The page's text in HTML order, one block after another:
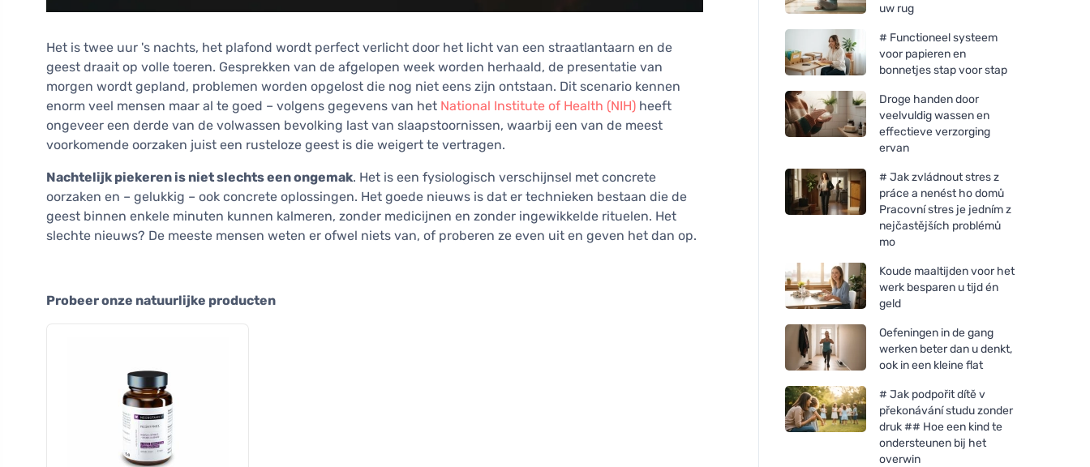
Het is twee uur 's nachts, het plafond wordt perfect verlicht door het licht van een straatlantaarn en de
geest draait op volle toeren. Gesprekken van de afgelopen week worden herhaald, de presentatie van
morgen wordt gepland, problemen worden opgelost die nog niet eens zijn ontstaan. Dit scenario kennen
enorm veel mensen maar al te goed – volgens gegevens van het National Institute of Health (NIH) heeft
ongeveer een derde van de volwassen bevolking last van slaapstoornissen, waarbij een van de meest
voorkomende oorzaken juist een rusteloze geest is die weigert te vertragen.
Nachtelijk piekeren is niet slechts een ongemak. Het is een fysiologisch verschijnsel met concrete
oorzaken en – gelukkig – ook concrete oplossingen. Het goede nieuws is dat er technieken bestaan die de
geest binnen enkele minuten kunnen kalmeren, zonder medicijnen en zonder ingewikkelde rituelen. Het
slechte nieuws? De meeste mensen weten er ofwel niets van, of proberen ze even uit en geven het dan op.
Probeer onze natuurlijke producten
uw rug
# Functioneel systeem
voor papieren en
bonnetjes stap voor stap
Droge handen door
veelvuldig wassen en
effectieve verzorging
ervan
# Jak zvládnout stres z
práce a nenést ho domů
Pracovní stres je jedním z
nejčastějších problémů
mo
Koude maaltijden voor het
werk besparen u tijd én
geld
Oefeningen in de gang
werken beter dan u denkt,
ook in een kleine flat
# Jak podpořit dítě v
překonávání studu zonder
druk ## Hoe een kind te
ondersteunen bij het
overwin